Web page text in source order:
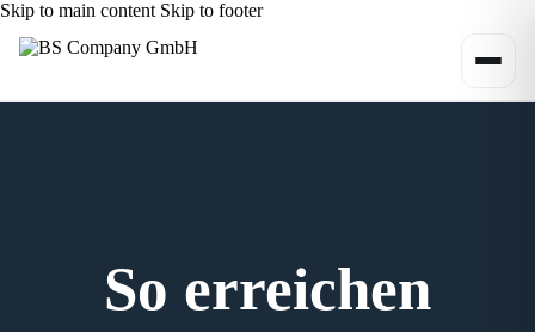
Skip to main content Skip to footer
So erreichen